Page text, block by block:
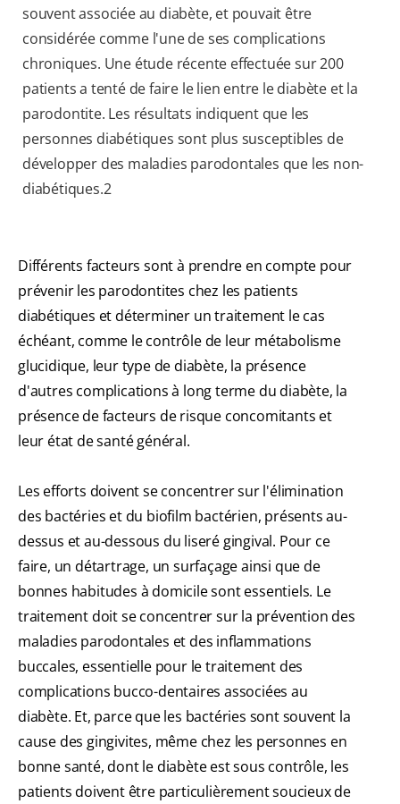
souvent associée au diabète, et pouvait être
considérée comme l'une de ses complications
chroniques. Une étude récente effectuée sur 200
patients a tenté de faire le lien entre le diabète et la
parodontite. Les résultats indiquent que les
personnes diabétiques sont plus susceptibles de
développer des maladies parodontales que les non-
diabétiques.2
Différents facteurs sont à prendre en compte pour
prévenir les parodontites chez les patients
diabétiques et déterminer un traitement le cas
échéant, comme le contrôle de leur métabolisme
glucidique, leur type de diabète, la présence
d'autres complications à long terme du diabète, la
présence de facteurs de risque concomitants et
leur état de santé général.
Les efforts doivent se concentrer sur l'élimination
des bactéries et du biofilm bactérien, présents au-
dessus et au-dessous du liseré gingival. Pour ce
faire, un détartrage, un surfaçage ainsi que de
bonnes habitudes à domicile sont essentiels. Le
traitement doit se concentrer sur la prévention des
maladies parodontales et des inflammations
buccales, essentielle pour le traitement des
complications bucco-dentaires associées au
diabète. Et, parce que les bactéries sont souvent la
cause des gingivites, même chez les personnes en
bonne santé, dont le diabète est sous contrôle, les
patients doivent être particulièrement soucieux de